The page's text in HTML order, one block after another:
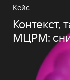
Кейс
Контекст,
МЦРМ: